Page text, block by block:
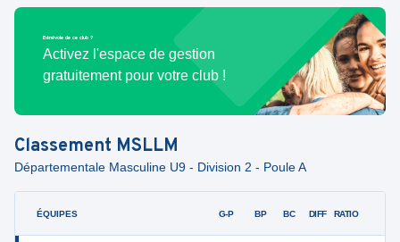
Bénévole de ce club ?
Activez l'espace de gestion
gratuitement pour votre club !
Classement MSLLM
Départementale Masculine U9 - Division 2 - Poule A
ÉQUIPES G-P BP BC DIFF RATIO